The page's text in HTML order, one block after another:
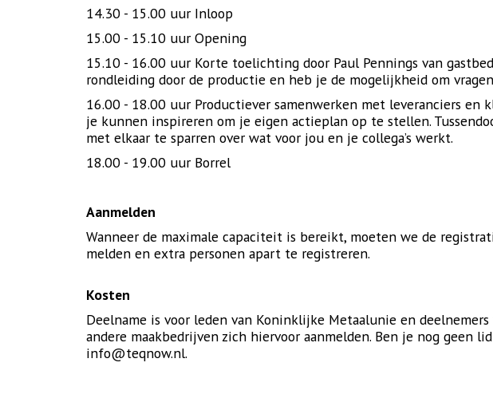
14.30 - 15.00 uur Inloop
15.00 - 15.10 uur Opening
15.10 - 16.00 uur Korte toelichting door Paul Pennings van
rondleiding door de productie en heb je de mogelijkheid om
16.00 - 18.00 uur Productiever samenwerken met leveranciers
je kunnen inspireren om je eigen actieplan op te stellen.
met elkaar te sparren over wat voor jou en je collega’s werkt.
18.00 - 19.00 uur Borrel
Aanmelden
Wanneer de maximale capaciteit is bereikt, moeten we de
melden en extra personen apart te registreren.
Kosten
Deelname is voor leden van Koninklijke Metaalunie en
andere maakbedrijven zich hiervoor aanmelden. Ben je nog geen
info@teqnow.nl.